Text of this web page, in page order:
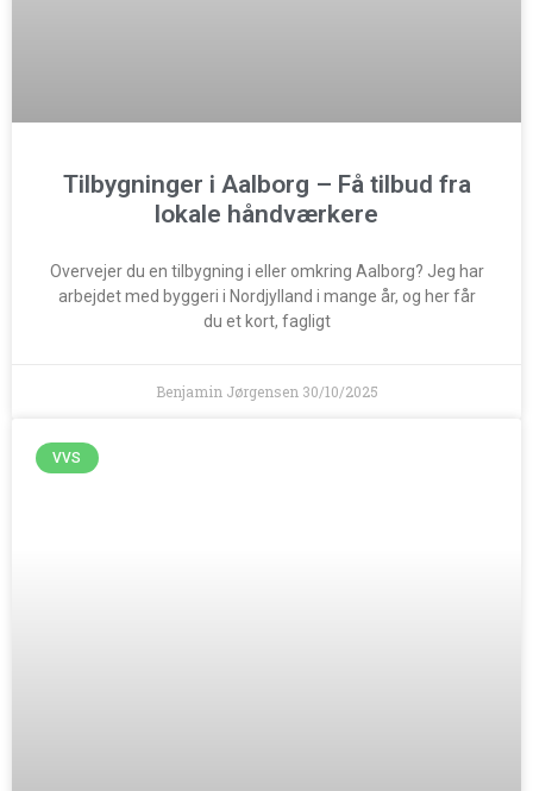
Tilbygninger i Aalborg – Få tilbud fra
lokale håndværkere
Overvejer du en tilbygning i eller omkring Aalborg? Jeg har
arbejdet med byggeri i Nordjylland i mange år, og her får
du et kort, fagligt
Benjamin Jørgensen 30/10/2025
VVS